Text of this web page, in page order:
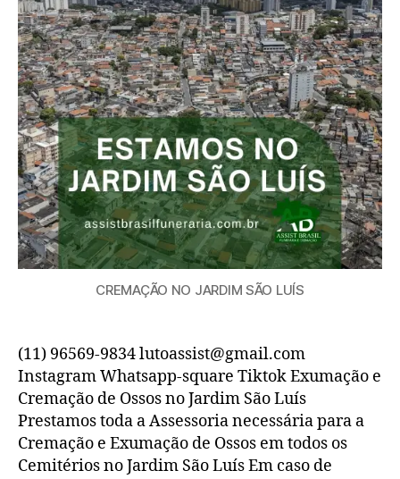
CREMAÇÃO NO JARDIM SÃO LUÍS
(11) 96569-9834 lutoassist@gmail.com
Instagram Whatsapp-square Tiktok Exumação e
Cremação de Ossos no Jardim São Luís
Prestamos toda a Assessoria necessária para a
Cremação e Exumação de Ossos em todos os
Cemitérios no Jardim São Luís Em caso de